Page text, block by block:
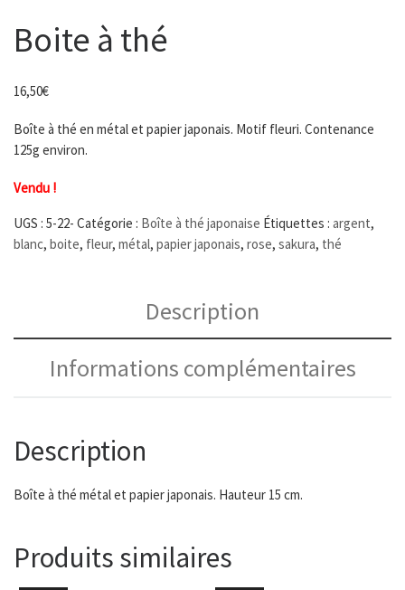
Boite à thé
16,50€
Boîte à thé en métal et papier japonais. Motif fleuri. Contenance
125g environ.
Vendu !
UGS : 5-22- Catégorie : Boîte à thé japonaise Étiquettes : argent,
blanc, boite, fleur, métal, papier japonais, rose, sakura, thé
Description
Informations complémentaires
Description
Boîte à thé métal et papier japonais. Hauteur 15 cm.
Produits similaires